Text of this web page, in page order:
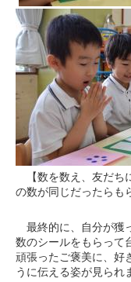
【数を数え、友だち
の数が同じだったらも
最終的に、自分が獲
数のシールをもらって
頑張ったご褒美に、好
うに伝える姿が見られ